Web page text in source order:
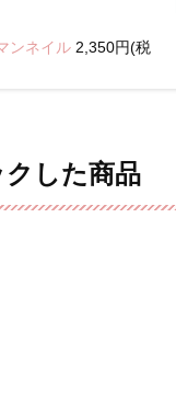
ンネイル 2,350円(税
した商品